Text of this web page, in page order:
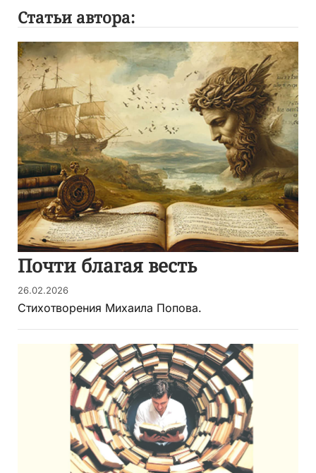
Статьи автора:
Почти благая весть
26.02.2026
Стихотворения Михаила Попова.